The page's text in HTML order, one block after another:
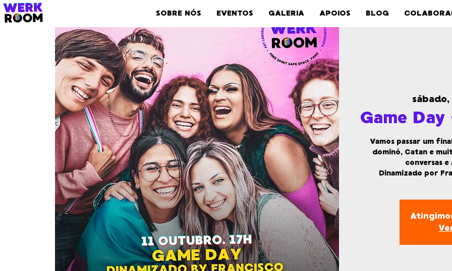
SOBRE NÓS EVENTOS GALERIA APOIOS BLOG
Game
Vamos passar um
dominó, Catan e
conversas e
Dinamizado por